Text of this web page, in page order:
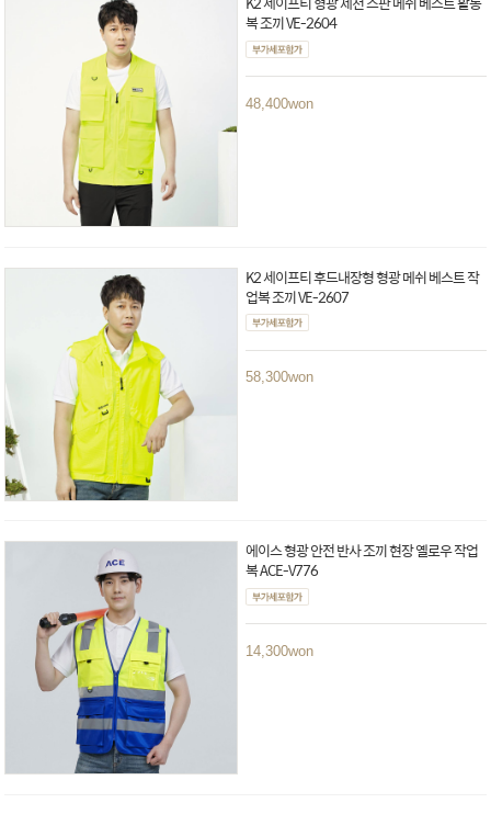
복 조끼 VE-2604
48,400won
K2 세이프티 후드내장형 형광 메쉬 베스트 작
업복 조끼 VE-2607
58,300won
에이스 형광 안전 반사 조끼 현장 옐로우 작업
복 ACE-V776
14,300won